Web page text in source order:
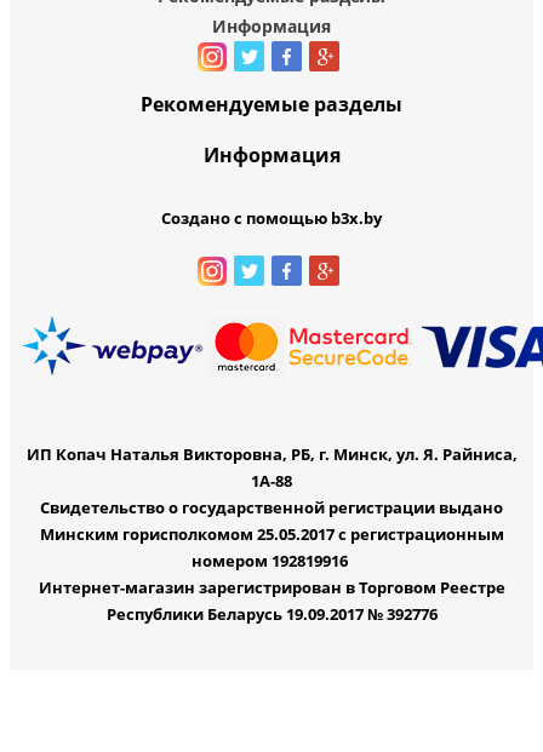
Информация
Рекомендуемые разделы
Информация
Создано с помощью b3x.by
ИП Копач Наталья Викторовна, РБ, г. Минск, ул. Я. Райниса,
1А-88
Свидетельство о государственной регистрации выдано
Минским горисполкомом 25.05.2017 с регистрационным
номером 192819916
Интернет-магазин зарегистрирован в Торговом Реестре
Республики Беларусь 19.09.2017 № 392776